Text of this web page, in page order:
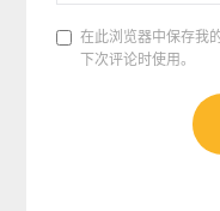
在此浏览器中保存我
下次评论时使用。